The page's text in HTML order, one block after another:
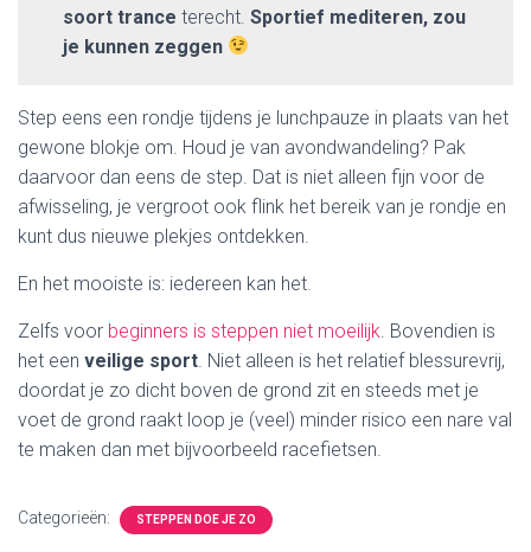
soort trance terecht. Sportief mediteren, zou
je kunnen zeggen
Step eens een rondje tijdens je lunchpauze in plaats van het
gewone blokje om. Houd je van avondwandeling? Pak
daarvoor dan eens de step. Dat is niet alleen fijn voor de
afwisseling, je vergroot ook flink het bereik van je rondje en
kunt dus nieuwe plekjes ontdekken.
En het mooiste is: iedereen kan het.
Zelfs voor beginners is steppen niet moeilijk . Bovendien is
het een veilige sport . Niet alleen is het relatief blessurevrij,
doordat je zo dicht boven de grond zit en steeds met je
voet de grond raakt loop je (veel) minder risico een nare val
te maken dan met bijvoorbeeld racefietsen.
Categorieën: STEPPEN DOE JE ZO